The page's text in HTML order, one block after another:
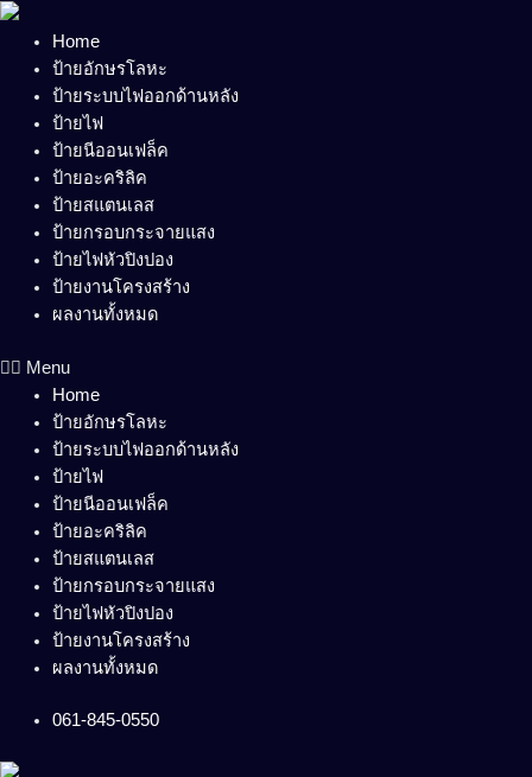
Skip
content
Home
ป้ายอักษรโลหะ
ป้ายระบบไฟออกด้านหลัง
ป้ายไฟ
ป้ายนีออนเฟล็ค
ป้ายอะคริลิค
ป้ายสแตนเลส
ป้ายกรอบกระจายแสง
ป้ายไฟหัวปิงปอง
ป้ายงานโครงสร้าง
ผลงานทั้งหมด
Menu
Home
ป้ายอักษรโลหะ
ป้ายระบบไฟออกด้านหลัง
ป้ายไฟ
ป้ายนีออนเฟล็ค
ป้ายอะคริลิค
ป้ายสแตนเลส
ป้ายกรอบกระจายแสง
ป้ายไฟหัวปิงปอง
ป้ายงานโครงสร้าง
ผลงานทั้งหมด
061-845-0550